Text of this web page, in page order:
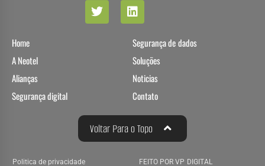
Home
A Neotel
Alianças
Segurança digital
Segurança de dados
Soluções
Noticias
Contato
Voltar Para o Topo
Politica de privacidade FEITO POR VP DIGITAL